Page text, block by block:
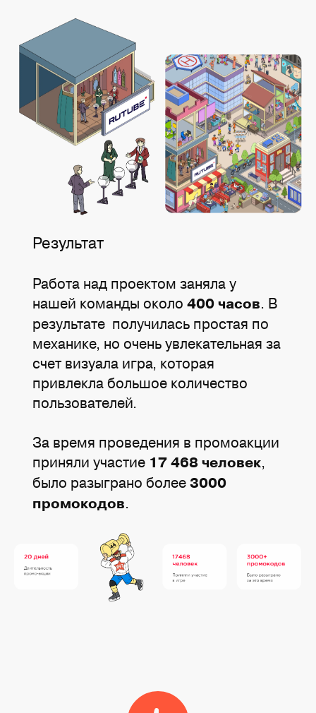
Результат
Работа над проектом заняла у
нашей команды около400 часов. В
результате получилась простая по
механике, но очень увлекательная за
счет визуала игра, которая
привлекла большое количество
пользователей.
За время проведения в промоакции
приняли участие 17 468 человек,
было разыграно более3000
промокодов.